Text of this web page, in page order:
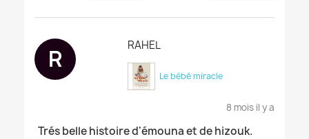
R RAHEL
Le bébé miracle
8 mois il y a
Trés belle histoire d'émouna et de hizouk.